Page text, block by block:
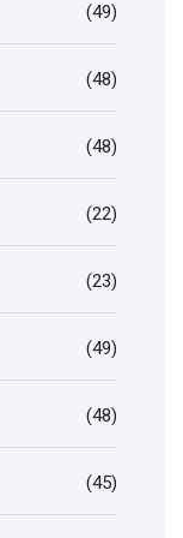
(49)
(48)
(48)
(22)
(23)
(49)
(48)
(45)